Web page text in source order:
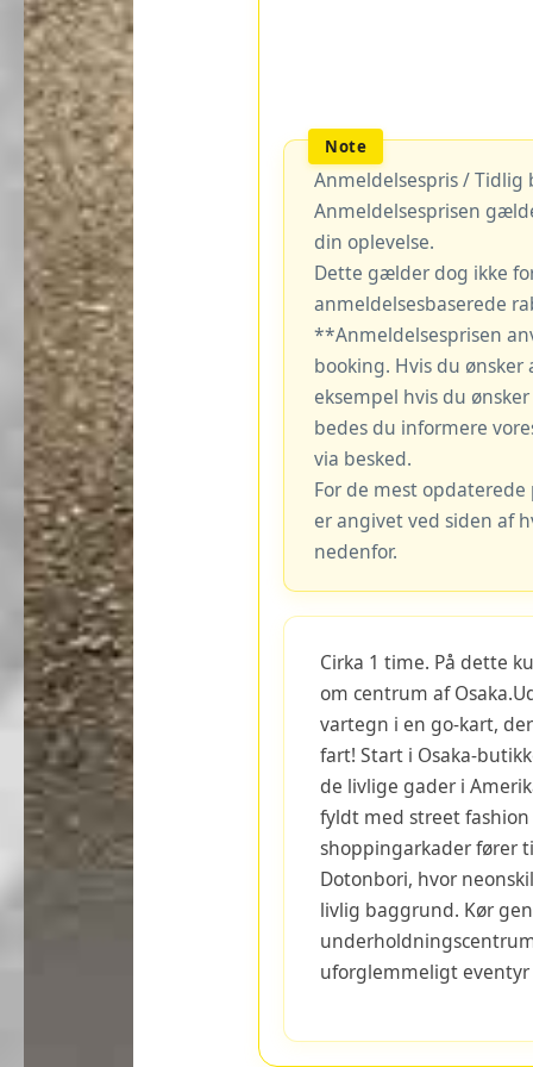
Anmeldelsespris / Tidlig
Anmeldelsesprisen
din oplevelse.
Dette gælder dog ikke
anmeldelsesbaserede
**Anmeldelsesprisen
booking. Hvis du
eksempel hvis du
bedes du informere
via besked.
For de mest
er angivet ved siden af
nedenfor.
Cirka 1 time. På dette
om centrum af
vartegn i en go-kart,
fart! Start i Osaka-
de livlige gader i
fyldt med street
shoppingarkader fører
Dotonbori, hvor
livlig baggrund. Kør
uforglemmeligt